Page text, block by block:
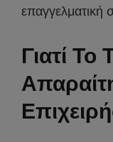
επαγγελματική
Γιατί Το